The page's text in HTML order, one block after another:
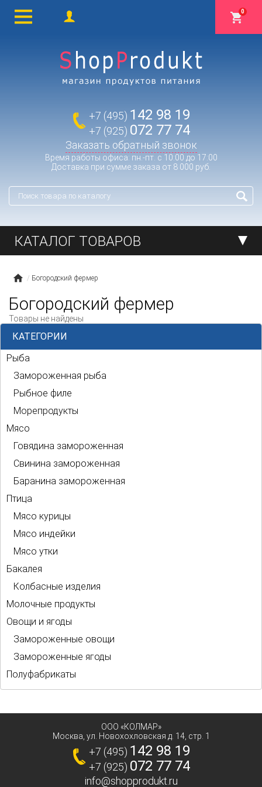
0
+7 (495) 142 98 19
+7 (925) 072 77 74
Заказать обратный звонок
Время работы офиса: пн.-пт. с 10:00 до 17:00
Доставка при сумме заказа от 8 000 руб.
КАТАЛОГ ТОВАРОВ
Богородский фермер
Богородский фермер
Товары не найдены
КАТЕГОРИИ
Рыба
Замороженная рыба
Рыбное филе
Морепродукты
Мясо
Говядина замороженная
Свинина замороженная
Баранина замороженная
Птица
Мясо курицы
Мясо индейки
Мясо утки
Бакалея
Колбасные изделия
Молочные продукты
Овощи и ягоды
Замороженные овощи
Замороженные ягоды
Полуфабрикаты
ООО «КОЛМАР»
Москва ул. Новохохловская д. 14, стр. 1
+7 (495) 142 98 19
+7 (925) 072 77 74
info@shopprodukt.ru